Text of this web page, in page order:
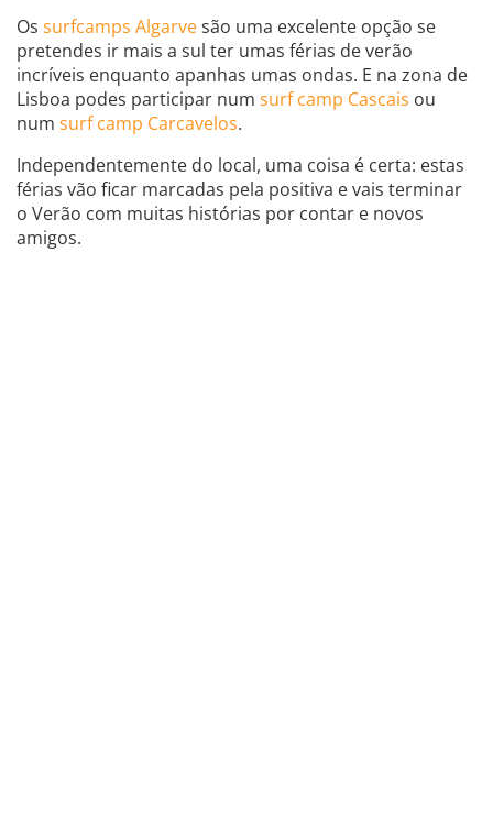
Os surfcamps Algarvesão uma excelente opção se
pretendes ir mais a sul ter umas férias de verão
incríveis enquanto apanhas umas ondas. E na zona de
Lisboa podes participar num surf camp Cascais ou
num surf camp Carcavelos.
Independentemente do local, uma coisa é certa: estas
férias vão ficar marcadas pela positiva e vais terminar
o Verão com muitas histórias por contar e novos
amigos.